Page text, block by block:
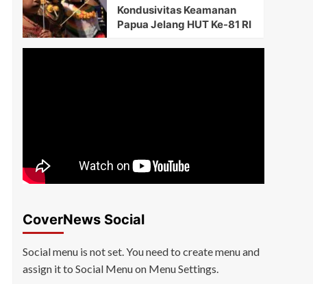
Kondusivitas Keamanan
Papua Jelang HUT Ke-81 RI
CoverNews Social
Social menu is not set. You need to create menu and
assign it to Social Menu on Menu Settings.